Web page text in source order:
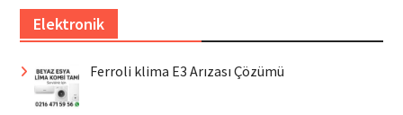
Elektronik
Ferroli klima E3 Arızası Çözümü